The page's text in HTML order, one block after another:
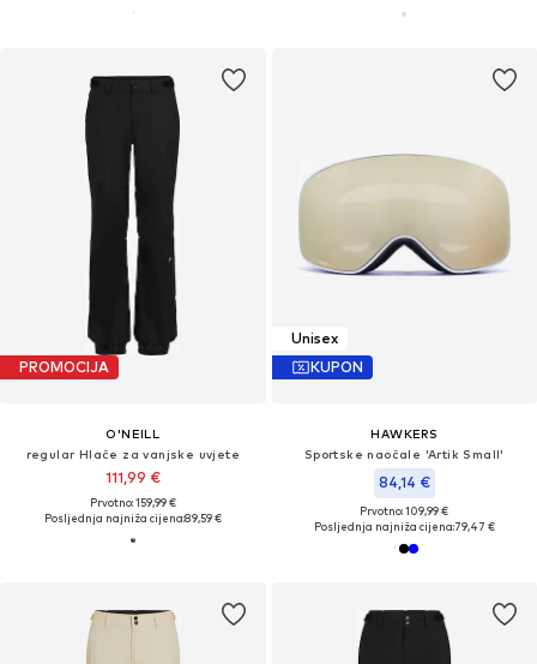
PROMOCIJA
O'NEILL
regular Hlače za vanjske uvjete
111,99 €
Prvotno: 159,99 €
Posljednja najniža cijena:89,59 €
Unisex
KUPON
HAWKERS
Sportske naočale 'Artik Small'
84,14 €
Prvotno: 109,99 €
Posljednja najniža cijena:79,47 €